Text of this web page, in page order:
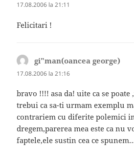
17.08.2006 la 21:11
Felicitari !
gi"man(oancea george)
17.08.2006 la 21:16
bravo !!!! asa da! uite ca se
trebui ca sa-ti urmam exemplu
contrariem cu diferite polemici
dregem,parerea mea este ca nu
faptele,ele sustin cea ce